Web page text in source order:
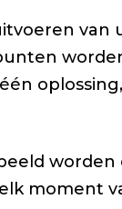
van
worden
moment